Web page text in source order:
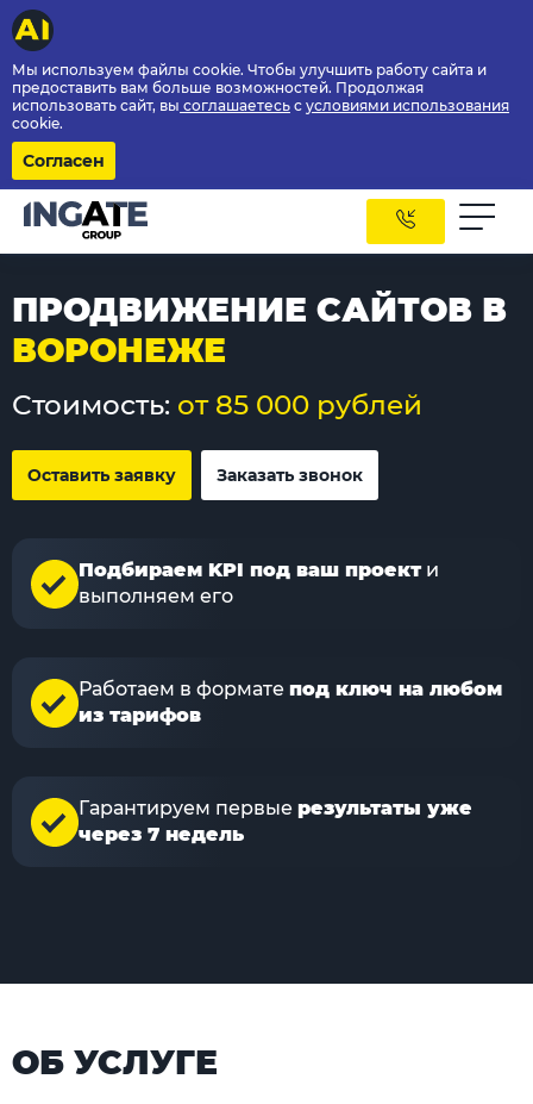
Мы используем файлы cookie. Чтобы улучшить работу сайта и
предоставить вам больше возможностей. Продолжая
использовать сайт, вы соглашаетесь с условиями использования
cookie.
Согласен
ПРОДВИЖЕНИЕ САЙТОВ В
ВОРОНЕЖЕ
Стоимость: от 85 000 рублей
Оставить заявку Заказать звонок
Подбираем KPI под ваш проекти
выполняем его
Работаем в формате под ключ на любом
из тарифов
Гарантируем первые результаты уже
через 7 недель
ОБ УСЛУГЕ